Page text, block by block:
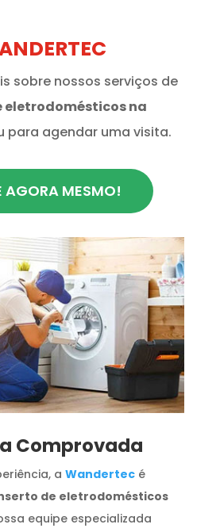
sobre nossos serviços de
eletrodomésticos na
para agendar uma visita.
AGORA MESMO!
Comprovada
a Wandertecé
de eletrodomésticos
equipe especializada